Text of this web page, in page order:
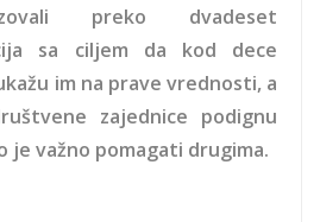
preko dvadeset
sa ciljem da kod dece
im na prave vrednosti, a
zajednice podignu
je važno pomagati drugima.